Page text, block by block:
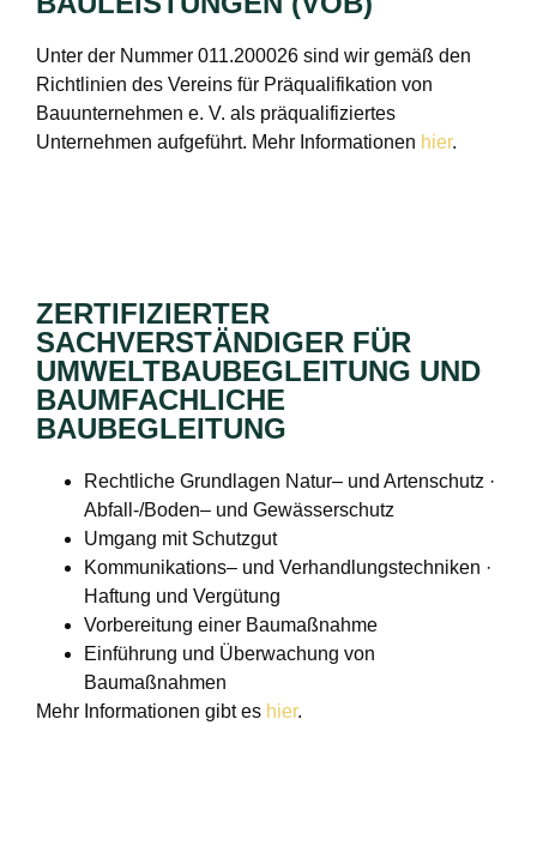
Unter der Nummer 011.200026 sind wir gemäß den
Richtlinien des Vereins für Präqualifikation von
Bauunternehmen e. V. als präqualifiziertes
Unternehmen aufgeführt. Mehr Informationen hier.
ZERTIFIZIERTER
SACHVERSTÄNDIGER FÜR
UMWELTBAUBEGLEITUNG UND
BAUMFACHLICHE
BAUBEGLEITUNG
Rechtliche Grundlagen Natur– und Artenschutz ·
Abfall-/Boden– und Gewässerschutz
Umgang mit Schutzgut
Kommunikations– und Verhandlungstechniken ·
Haftung und Vergütung
Vorbereitung einer Baumaßnahme
Einführung und Überwachung von
Baumaßnahmen
Mehr Informationen gibt es hier.